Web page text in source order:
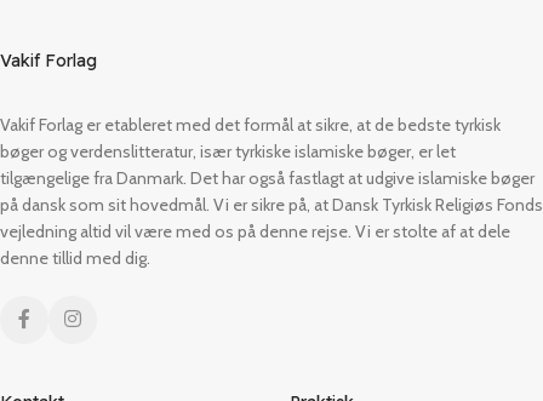
Vakif Forlag
Vakif Forlag er etableret med det formål at sikre, at de bedste tyrkisk
bøger og verdenslitteratur, især tyrkiske islamiske bøger, er let
tilgængelige fra Danmark. Det har også fastlagt at udgive islamiske bøger
på dansk som sit hovedmål. Vi er sikre på, at Dansk Tyrkisk Religiøs Fonds
vejledning altid vil være med os på denne rejse. Vi er stolte af at dele
denne tillid med dig.